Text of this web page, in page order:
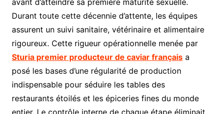
Durant toute cette décennie d’attente, les équipes
assurent un suivi sanitaire, vétérinaire et alimentaire
rigoureux. Cette rigueur opérationnelle menée par
Sturia premier producteur de caviar françaisa
posé les bases d’une régularité de production
indispensable pour séduire les tables des
restaurants étoilés et les épiceries fines du monde
entier. Le contrôle interne de chaque étape éliminait